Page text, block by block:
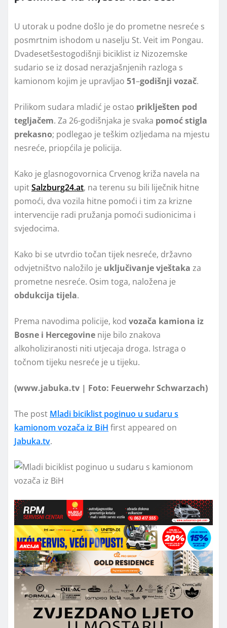
U utorak u podne došlo je do prometne nesreće s
posmrtnim ishodom u naselju St. Veit im Pongau.
Dvadesetšestogodišnji biciklist iz Nizozemske
sudario se iz dosad nerazjašnjenih razloga s
kamionom kojim je upravljao 51–godišnji vozač.
Prilikom sudara mladić je ostao priklješten pod
tegljačem. Za 26-godišnjaka je svaka pomoć stigla
prekasno; podlegao je teškim ozljedama na mjestu
nesreće, priopćila je policija.
Kako je glasnogovornica Crvenog križa navela na
upitSalzburg24.at, na terenu su bili liječnik hitne
pomoći, dva vozila hitne pomoći i tim za krizne
intervencije radi pružanja pomoći sudionicima i
svjedocima.
Kako bi se utvrdio točan tijek nesreće, državno
odvjetništvo naložilo je uključivanje vještaka za
prometne nesreće. Osim toga, naložena je
obdukcija tijela.
Prema navodima policije, kod vozača kamiona iz
Bosne i Hercegovine nije bilo znakova
alkoholiziranosti niti utjecaja droga. Istraga o
točnom tijeku nesreće je u tijeku.
(www.jabuka.tv | Foto: Feuerwehr Schwarzach)
The post Mladi biciklist poginuo u sudaru s
kamionom vozača iz BiH first appeared on
Jabuka.tv.